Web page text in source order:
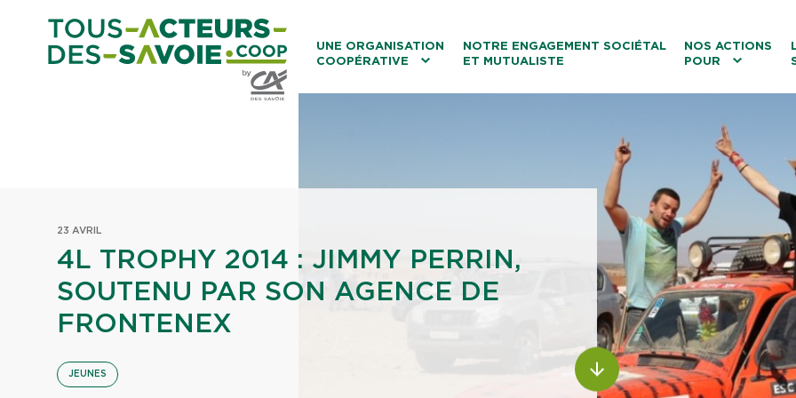
UNE ORGANISATION
COOPÉRATIVE
NOTRE ENGAGEMENT SOCIÉTAL
ET MUTUALISTE
NOS ACTIONS
POUR
Les transitions
La biodiversité
Les associations
23 AVRIL
4L TROPHY 2014 : JIMMY PERRIN,
SOUTENU PAR SON AGENCE DE
FRONTENEX
JEUNES